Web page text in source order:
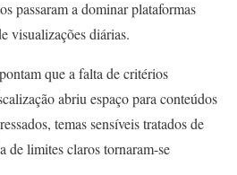
passaram a dominar plataformas
visualizações diárias.
que a falta de critérios
abriu espaço para conteúdos
temas sensíveis tratados de
de limites claros tornaram-se